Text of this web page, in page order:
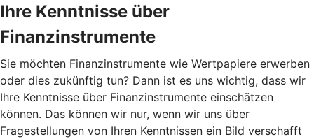
Ihre Kenntnisse über
Finanzinstrumente
Sie möchten Finanzinstrumente wie Wertpapiere erwerben
oder dies zukünftig tun? Dann ist es uns wichtig, dass wir
Ihre Kenntnisse über Finanzinstrumente einschätzen
können. Das können wir nur, wenn wir uns über
Fragestellungen von Ihren Kenntnissen ein Bild verschafft